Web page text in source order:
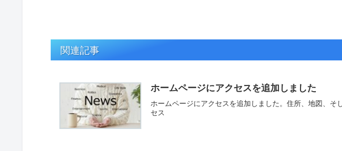
関連記事
ホームページにアクセスを追加しました
ホームページにアクセスを追加しました。住所、地図、
セス